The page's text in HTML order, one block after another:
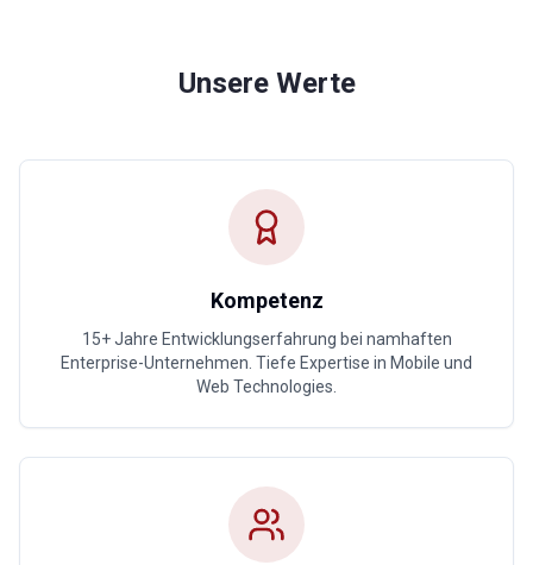
Unsere Werte
Kompetenz
15+ Jahre Entwicklungserfahrung bei namhaften
Enterprise-Unternehmen. Tiefe Expertise in Mobile und
Web Technologies.